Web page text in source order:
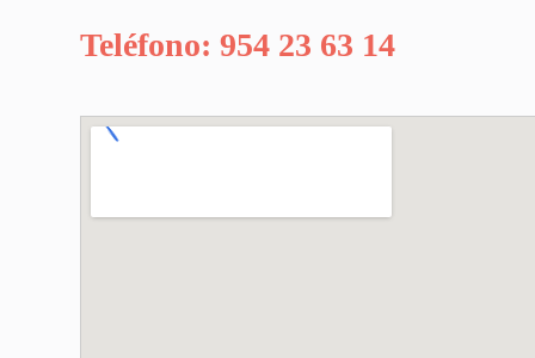
Teléfono: 954 23 63 14